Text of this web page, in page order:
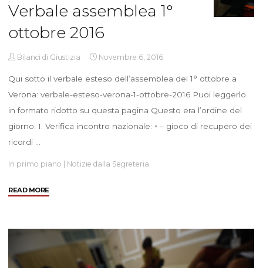
Verbale assemblea 1°
ottobre 2016
Bilanci di Giustizia Novembre 6, 2016
Qui sotto il verbale esteso dell’assemblea del 1° ottobre a
Verona: verbale-esteso-verona-1-ottobre-2016 Puoi leggerlo
in formato ridotto su questa pagina Questo era l’ordine del
giorno: 1. Verifica incontro nazionale: ◦ – gioco di recupero dei
ricordi …
In primo piano Notizie dalla Segreteria
READ MORE"Verbale
ottobre
2016"